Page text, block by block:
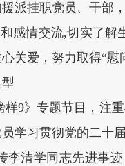
派挂职党员、干部
感情交流,切实了
关爱，努力取得“
样9》专题节目，注
学习贯彻党的二十
李清学同志先进事